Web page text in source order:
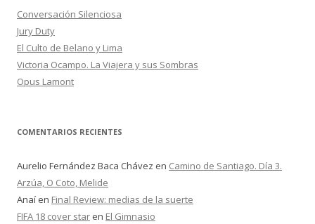
r
:
Conversación Silenciosa
Jury Duty
El Culto de Belano y Lima
Victoria Ocampo. La Viajera y sus Sombras
Opus Lamont
COMENTARIOS RECIENTES
Aurelio Fernández Baca Chávez en Camino de Santiago. Día 3.
Arzúa, O Coto, Melide
Anaí en Final Review: medias de la suerte
FIFA 18 cover star en El Gimnasio